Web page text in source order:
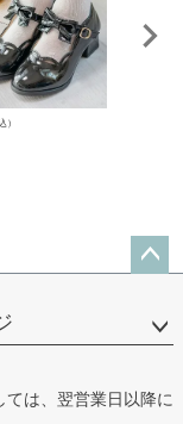
）
ップ
は、翌営業日以降に